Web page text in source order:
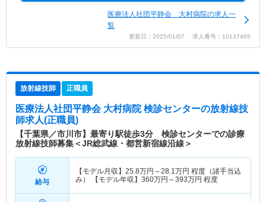
医療法人社団平静会 大村病院の求人一
覧
更新日：2025/01/07 求人番号：10137465
放射線技師 正職員
医療法人社団平静会 大村病院 検診センターの放射線技
師求人(正職員)
【千葉県／市川市】最寄り駅徒歩3分 検診センターでの診療
放射線技師募集＜JR総武線・都営新宿線沿線＞
給与
【モデル月収】 25.8万円～28.1 万円 程度（諸手当込
み） 【モデル年収】 360万円～393万円 程度